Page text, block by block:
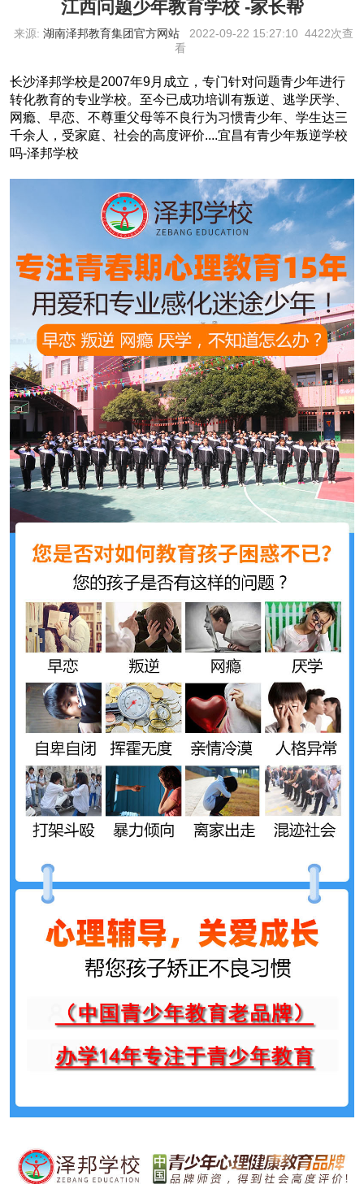
江西问题少年教育学校 -家长帮
来源: 湖南泽邦教育集团官方网站 2022-09-22 15:27:10 4422次查
看
长沙泽邦学校是2007年9月成立，专门针对问题青少年进行
转化教育的专业学校。至今已成功培训有叛逆、逃学厌学、
网瘾、早恋、不尊重父母等不良行为习惯青少年、学生达三
千余人，受家庭、社会的高度评价....宜昌有青少年叛逆学校
吗-泽邦学校